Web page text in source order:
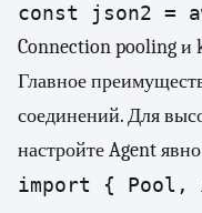
const json2 =
Connection pooling и
Главное
соединений. Для
настройте Agent
import { Pool,